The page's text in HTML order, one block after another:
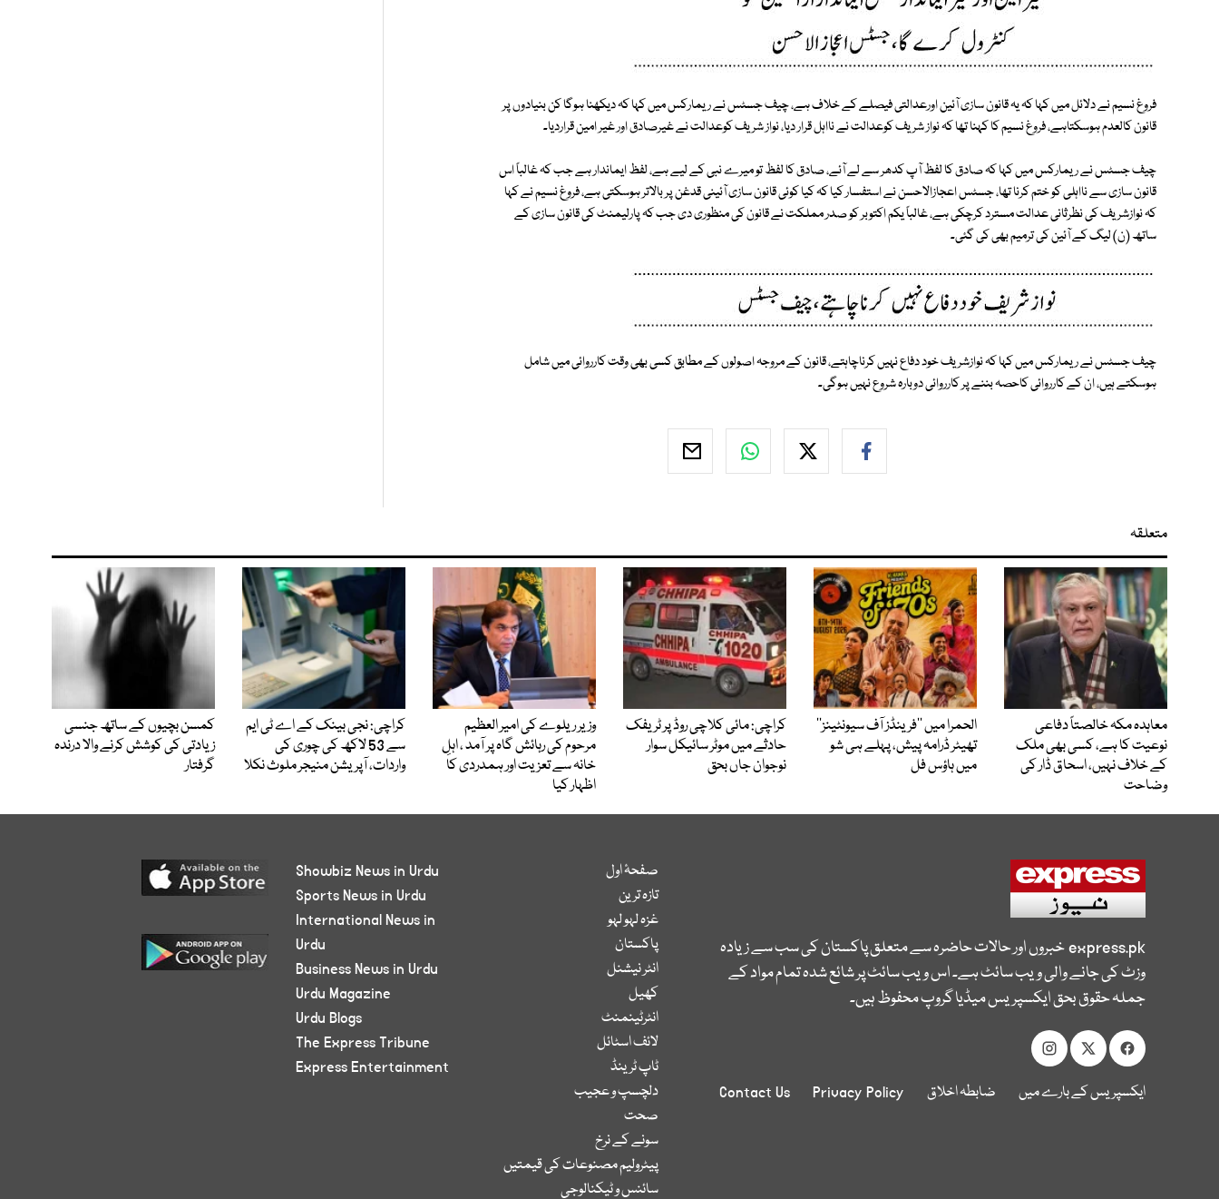
فروغ نسیم نے دلائل میں کہا کہ یہ قانون سازی آئین اورعدالتی فیصلے کے خلاف ہے، چیف جسٹس نے ریمارکس میں کہا کہ دیکھنا ہوگا کن بنیادوں پر
قانون کالعدم ہوسکتاہے، فروغ نسیم کا کہنا تھا کہ نواز شریف کوعدالت نے نااہل قرار دیا، نواز شریف کوعدالت نے غیرصادق اور غیر امین قراردیا۔
چیف جسٹس نے ریمارکس میں کہا کہ صادق کا لفظ آپ کدھر سے لے آئے، صادق کا لفظ تو میرے نبی کے لیے ہے، لفظ ایماندار ہے جب کہ غالباً اس
قانون سازی سے نااہلی کو ختم کرنا تھا، جسٹس اعجازالاحسن نے استفسار کیا کہ کیا کوئی قانون سازی آئینی قدغن پر بالاتر ہوسکتی ہے، فروغ نسیم نے کہا
کہ نوازشریف کی نظرثانی عدالت مسترد کرچکی ہے، غالباً یکم اکتوبر کو صدر مملکت نے قانون کی منظوری دی جب کہ پارلیمنٹ کی قانون سازی کے
ساتھ (ن) لیگ کے آئین کی ترمیم بھی کی گئی۔
چیف جسٹس نے ریمارکس میں کہا کہ نوازشریف خود دفاع نہیں کرناچاہتے، قانون کے مروجہ اصولوں کے مطابق کسی بھی وقت کارروائی میں شامل
ہوسکتے ہیں، ان کے کارروائی کاحصہ بننے پر کارروائی دوبارہ شروع نہیں ہوگی۔
متعلقہ
معاہدہ مکہ خالصتاً دفاعی
نوعیت کا ہے، کسی بھی ملک
کے خلاف نہیں، اسحاق ڈار کی
وضاحت
الحمرا میں ’’فرینڈز آف سیونٹینز‘‘
تھیٹر ڈرامہ پیش، پہلے ہی شو
میں ہاؤس فل
کراچی: مائی کلاچی روڈ پر ٹریفک
حادثے میں موٹر سائیکل سوار
نوجوان جاں بحق
وزیر ریلوے کی امیر العظیم
مرحوم کی رہائش گاہ پر آمد ، اہلِ
خانہ سے تعزیت اور ہمدردی کا
اظہار کیا
کراچی: نجی بینک کے اے ٹی ایم
سے 53 لاکھ کی چوری کی
واردات، آپریشن منیجر ملوث نکلا
کمسن بچیوں کے ساتھ جنسی
زیادتی کی کوشش کرنے والا درندہ
گرفتار
express.pkخبروں اور حالات حاضرہ سے متعلق پاکستان کی سب سے زیادہ
وزٹ کی جانے والی ویب سائٹ ہے۔ اس ویب سائٹ پر شائع شدہ تمام مواد کے
جملہ حقوق بحق ایکسپریس میڈیا گروپ محفوظ ہیں۔
ایکسپریس کے بارے میں ضابطہ اخلاق Privacy Policy
Contact Us
صفحۂ اول
تازہ ترین
غزہ لہو لہو
پاکستان
انٹر نیشنل
کھیل
انٹرٹینمنٹ
لائف اسٹائل
ٹاپ ٹرینڈ
دلچسپ و عجیب
صحت
سونے کے نرخ
پیٹرولیم مصنوعات کی قیمتیں
سائنس و ٹیکنالوجی
Showbiz News in Urdu
Sports News in Urdu
International News in
Urdu
Business News in Urdu
Urdu Magazine
Urdu Blogs
The Express Tribune
Express Entertainment